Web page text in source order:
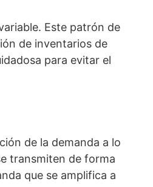
Este patrón de
de inventarios de
para evitar el
de la demanda a lo
transmiten de forma
que se amplifica a